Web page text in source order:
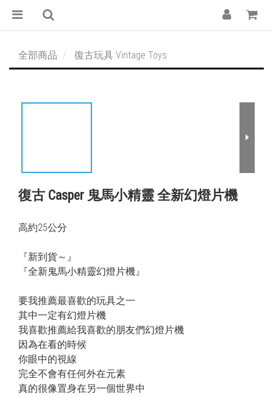
全部商品 復古玩具 Vintage Toys
復古 Casper 鬼馬小精靈 全新幻燈片機
高約25公分
『新到貨～』
『全新鬼馬小精靈幻燈片機』
要我推薦最喜歡的玩具之一
其中一定有幻燈片機
我喜歡推薦給我喜歡的朋友們幻燈片機
因為在看的時候
你眼中的視線
完全不會有任何外在元素
真的很像置身在另一個世界中